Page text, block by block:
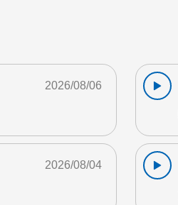
2026/08/06
2026/08/04